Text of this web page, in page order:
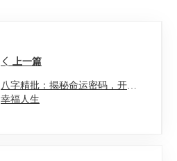
上一篇
八字精批：揭秘命运密码，开启
幸福人生